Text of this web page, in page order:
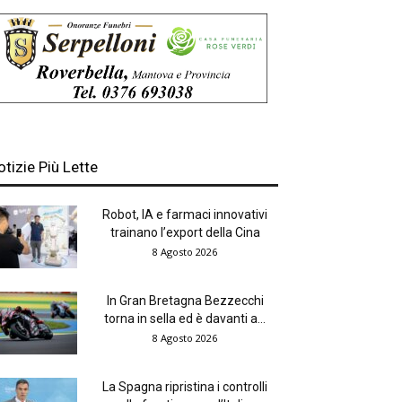
Più Lette
Robot, IA e farmaci innovativi
trainano l’export della Cina
8 Agosto 2026
In Gran Bretagna Bezzecchi
torna in sella ed è davanti a...
8 Agosto 2026
La Spagna ripristina i controlli